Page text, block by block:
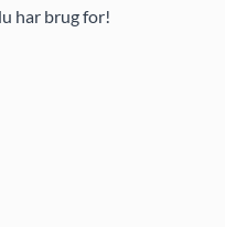
har brug for!